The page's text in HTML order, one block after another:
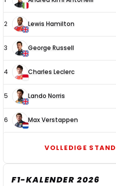
coureurs
2 Lewis Hamilton
3 George Russell
4 Charles Leclerc
5 Lando Norris
6 Max Verstappen
VOLLEDIGE STAND
F1-KALENDER 2026